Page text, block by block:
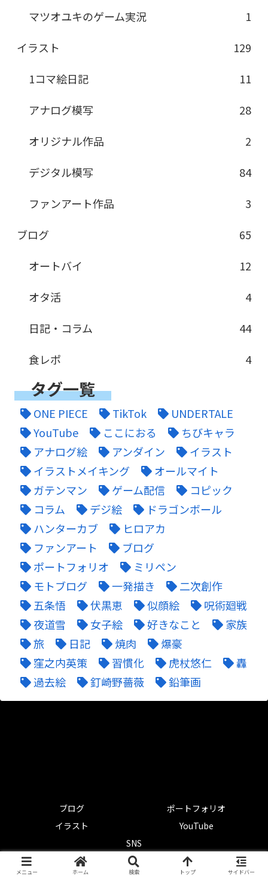
マツオユキのゲーム実況
1
イラスト
129
1コマ絵日記
11
アナログ模写
28
オリジナル作品
2
デジタル模写
84
ファンアート作品
3
ブログ
65
オートバイ
12
オタ活
4
日記・コラム
44
食レポ
4
タグ一覧
ONE PIECE TikTok
UNDERTALE
YouTube
ここにおる
ちびキャラ
アナログ絵
アンダイン
イラスト
イラストメイキング
オールマイト
ガテンマン
ゲーム配信
コピック
コラム
デジ絵
ドラゴンボール
ハンターカブ
ヒロアカ
ファンアート
ブログ
ポートフォリオ
ミリペン
モトブログ
一発描き
二次創作
五条悟
伏黒恵 似顔絵
呪術廻戦
夜道雪
女子絵 好きなこと
家族
旅
日記 焼肉
爆豪
窪之内英策
習慣化 虎杖悠仁
轟
過去絵
釘崎野薔薇 鉛筆画
ブログ
ポートフォリオ
イラスト
YouTube
SNS
© 2021-2026 マツオユキのブログ.
メニュー ホーム 検索 トップ サイドバー